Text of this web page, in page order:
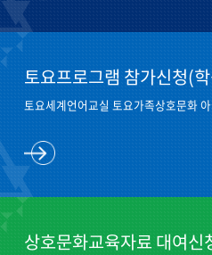
기
토요프로그램 참가신청(
토요세계언어교실 토요가족상호문화
바로가
기
상호문화교육자료 대여신